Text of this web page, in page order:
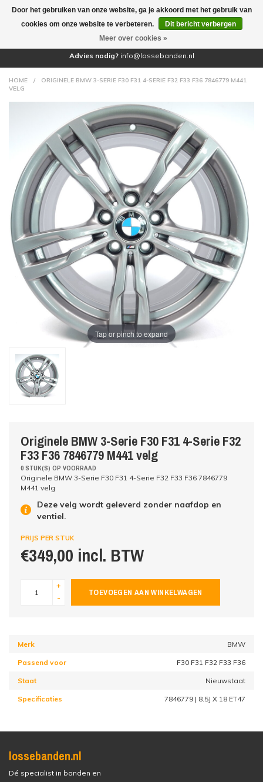
(0)
Advies nodig? info@lossebanden.nl
HOME /
ORIGINELE BMW 3-SERIE F30 F31 4-SERIE F32 F33 F36 7846779 M441
VELG
Tap or pinch to expand
Originele BMW 3-Serie F30 F31 4-Serie F32
F33 F36 7846779 M441 velg
0 STUK(S) OP VOORRAAD
Originele BMW 3-Serie F30 F31 4-Serie F32 F33 F36 7846779
M441 velg
Deze velg wordt geleverd zonder naafdop en
ventiel.
PRIJS PER STUK
€349,00 incl. BTW
+
-
TOEVOEGEN AAN WINKELWAGEN
Merk BMW
Passend voor F30 F31 F32 F33 F36
Staat Nieuwstaat
Specificaties 7846779 | 8.5J X 18 ET47
lossebanden.nl
Dé specialist in banden en
Door het gebruiken van onze website, ga je akkoord met het gebruik van
cookies om onze website te verbeteren.
Dit bericht verbergen
Meer over cookies »